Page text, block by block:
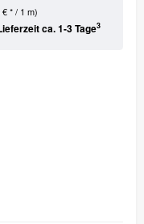
* / 1 m)
ca. 1-3 Tage3